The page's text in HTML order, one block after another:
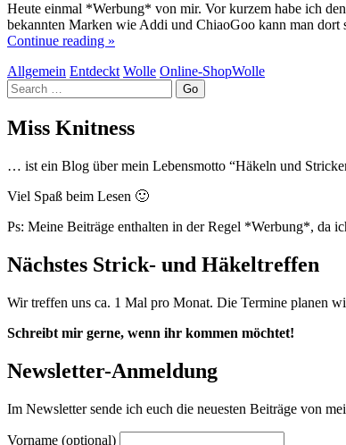
Heute einmal *Werbung* von mir. Vor kurzem habe ich
bekannten Marken wie Addi und ChiaoGoo kann man
Continue reading »
Allgemein Entdeckt Wolle Online-ShopWolle
Search
Miss Knitness
… ist ein Blog über mein Lebensmotto “Häkeln und
Viel Spaß beim Lesen 🙂
Ps: Meine Beiträge enthalten in der Regel *Werbung*, da
Nächstes Strick- und Häkeltreffen
Wir treffen uns ca. 1 Mal pro Monat. Die Termine planen
Schreibt mir gerne, wenn ihr kommen möchtet!
Newsletter-Anmeldung
Im Newsletter sende ich euch die neuesten Beiträge von
Vorname (optional)